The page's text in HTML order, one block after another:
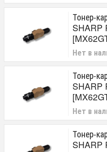
Тонер-
SHARP
Нет в
Тонер-
SHARP
Нет в
Тонер-
SHARP